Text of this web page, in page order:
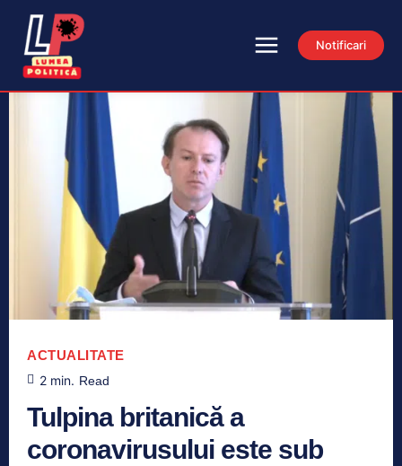
Notificari
ACTUALITATE
2 min. Read
Tulpina britanică a
coronavirusului este sub